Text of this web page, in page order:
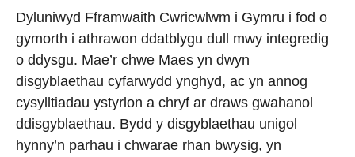
Dyluniwyd Fframwaith Cwricwlwm i Gymru i fod o
gymorth i athrawon ddatblygu dull mwy integredig
o ddysgu. Mae’r chwe Maes yn dwyn
disgyblaethau cyfarwydd ynghyd, ac yn annog
cysylltiadau ystyrlon a chryf ar draws gwahanol
ddisgyblaethau. Bydd y disgyblaethau unigol
hynny’n parhau i chwarae rhan bwysig, yn